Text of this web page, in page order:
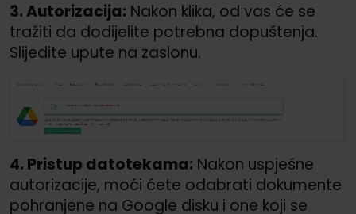
3. Autorizacija: Nakon klika, od vas će se
tražiti da dodijelite potrebna dopuštenja.
Slijedite upute na zaslonu.
4. Pristup datotekama: Nakon uspješne
autorizacije, moći ćete odabrati dokumente
pohranjene na Google disku i one koji se